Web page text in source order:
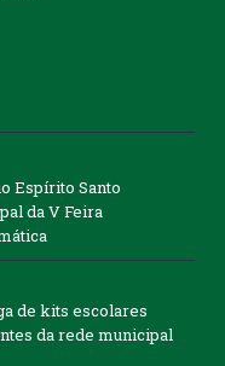
Espírito Santo
da V Feira
de kits escolares
da rede municipal